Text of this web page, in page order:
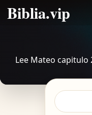
Biblia.vip
Lee Mateo capitulo